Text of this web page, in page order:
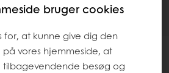
bruger cookies
for, at kunne give dig den
vores hjemmeside, at
tilbagevendende besøg og